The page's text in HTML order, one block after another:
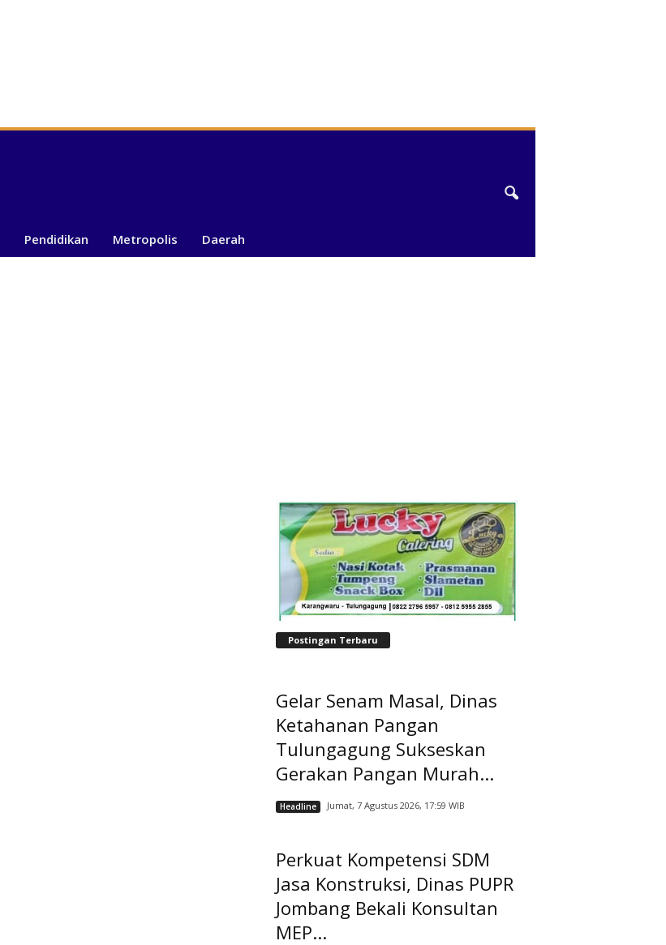
Pendidikan Metropolis Daerah
Postingan Terbaru
Gelar Senam Masal, Dinas
Ketahanan Pangan
Tulungagung Sukseskan
Gerakan Pangan Murah...
Headline Jumat, 7 Agustus 2026, 17:59 WIB
Perkuat Kompetensi SDM
Jasa Konstruksi, Dinas PUPR
Jombang Bekali Konsultan
MEP...